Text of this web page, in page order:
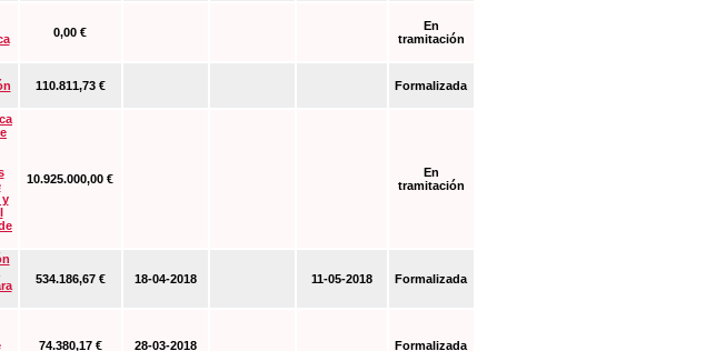
0,00 €
En
tramitación
110.811,73 € Formalizada
y
10.925.000,00 €
En
tramitación
534.186,67 € 18-04-2018 11-05-2018 Formalizada
74.380,17 € 28-03-2018 Formalizada